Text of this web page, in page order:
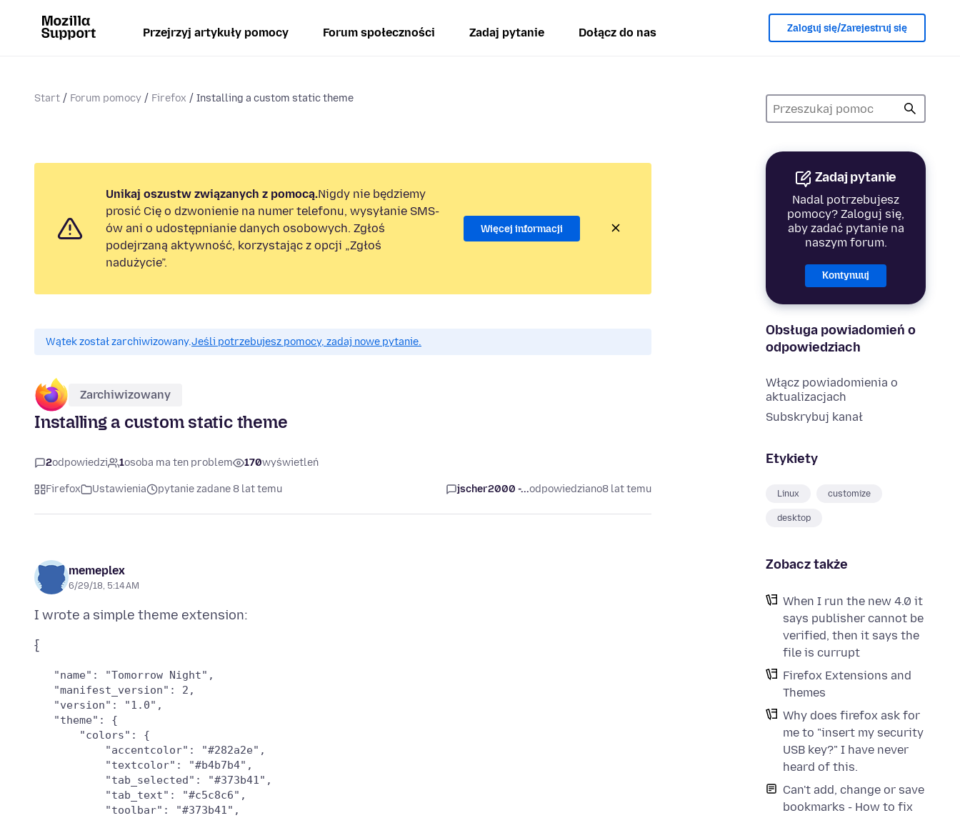
Przejrzyj artykuły pomocy Forum społeczności Zadaj pytanie Dołącz do nas Zaloguj się/Zarejestruj się
Start Forum pomocy Firefox Installing a custom static theme
Zadaj pytanie
Nadal potrzebujesz
pomocy? Zaloguj się,
aby zadać pytanie na
naszym forum.
Kontynuuj
Obsługa powiadomień o
odpowiedziach
Włącz powiadomienia o
aktualizacjach
Subskrybuj kanał
Etykiety
Linux customize
desktop
Zobacz także
When I run the new 4.0 it
says publisher cannot be
verified, then it says the
file is currupt
Firefox Extensions and
Themes
Why does firefox ask for
me to "insert my security
USB key?" I have never
heard of this.
Can't add, change or save
bookmarks - How to fix
Unikaj oszustw związanych z pomocą.Nigdy nie będziemy
prosić Cię o dzwonienie na numer telefonu, wysyłanie SMS-
ów ani o udostępnianie danych osobowych. Zgłoś
podejrzaną aktywność, korzystając z opcji „Zgłoś
nadużycie”.
Więcej informacji
Wątek został zarchiwizowany.Jeśli potrzebujesz pomocy, zadaj nowe pytanie.
Zarchiwizowany
Installing a custom static theme
2odpowiedzi 1osoba ma ten problem 170wyświetleń
Firefox Ustawienia pytanie zadane 8 lat temu jscher2000 -...odpowiedziano8 lat temu
memeplex
6/29/18, 5:14 AM
   "name": "Tomorrow Night",
   "manifest_version": 2,
   "version": "1.0",
   "theme": {
       "colors": {
           "accentcolor": "#282a2e",
           "textcolor": "#b4b7b4",
           "tab_selected": "#373b41",
           "tab_text": "#c5c8c6",
           "toolbar": "#373b41",